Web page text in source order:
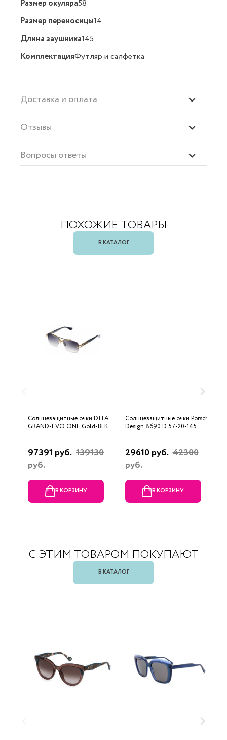
Размер окуляра58
Размер переносицы14
Длина заушника145
КомплектацияФутляр и салфетка
Доставка и оплата
Отзывы
Вопросы ответы
ПОХОЖИЕ ТОВАРЫ
В КАТАЛОГ
Солнцезащитные очки DITA
GRAND-EVO ONE Gold-BLK
97391 руб. 139130
руб.
В КОРЗИНУ
Солнцезащитные очки Porsche
Design 8690 D 57-20-145
29610 руб. 42300
руб.
В КОРЗИНУ
С ЭТИМ ТОВАРОМ ПОКУПАЮТ
В КАТАЛОГ